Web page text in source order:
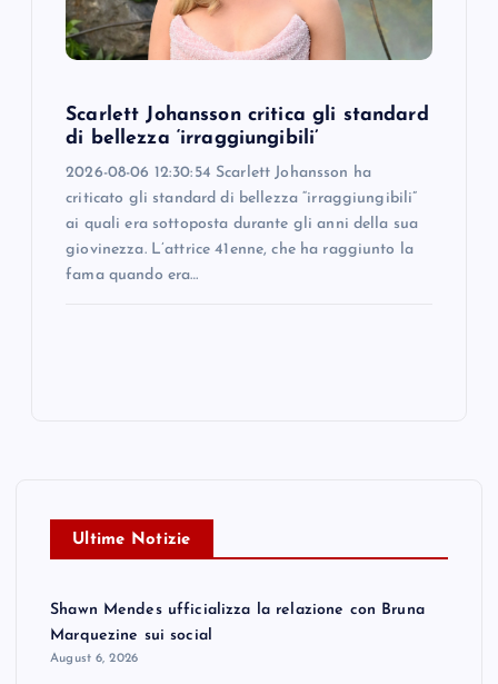
Scarlett Johansson critica gli standard
di bellezza ‘irraggiungibili’
2026-08-06 12:30:54 Scarlett Johansson ha
criticato gli standard di bellezza “irraggiungibili”
ai quali era sottoposta durante gli anni della sua
giovinezza. L’attrice 41enne, che ha raggiunto la
fama quando era…
Ultime Notizie
Shawn Mendes ufficializza la relazione con Bruna
Marquezine sui social
August 6, 2026